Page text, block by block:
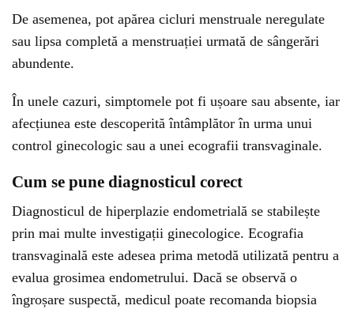
De asemenea, pot apărea cicluri menstruale neregulate
sau lipsa completă a menstruației urmată de sângerări
abundente.
În unele cazuri, simptomele pot fi ușoare sau absente, iar
afecțiunea este descoperită întâmplător în urma unui
control ginecologic sau a unei ecografii transvaginale.
Cum se pune diagnosticul corect
Diagnosticul de hiperplazie endometrială se stabilește
prin mai multe investigații ginecologice. Ecografia
transvaginală este adesea prima metodă utilizată pentru a
evalua grosimea endometrului. Dacă se observă o
îngroșare suspectă, medicul poate recomanda biopsia